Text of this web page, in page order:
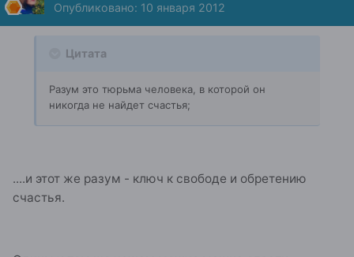
Опубликовано: 10 января 2012
Цитата
Разум это тюрьма человека, в которой он
никогда не найдет счастья;
....и этот же разум - ключ к свободе и обретению
счастья.